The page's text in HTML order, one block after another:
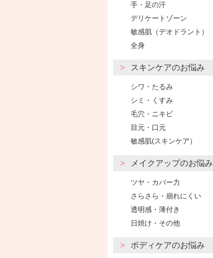
手・足の汗
デリケートゾーン
敏感肌（デオドラント）
全身
スキンケアのお悩み
シワ・たるみ
シミ・くすみ
毛穴・ニキビ
目元・口元
敏感肌(スキンケア）
メイクアップのお悩み
ツヤ・カバー力
さらさら・崩れにくい
透明感・薄付き
日焼け・その他
ボディケアのお悩み